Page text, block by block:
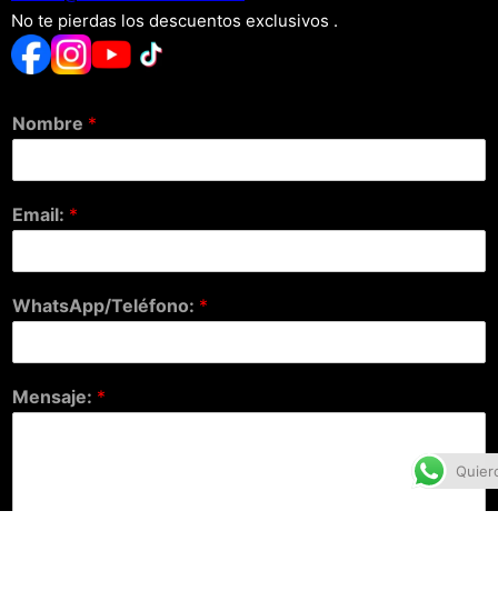
No te pierdas los descuentos exclusivos .
Nombre *
Email: *
WhatsApp/Teléfono: *
Mensaje: *